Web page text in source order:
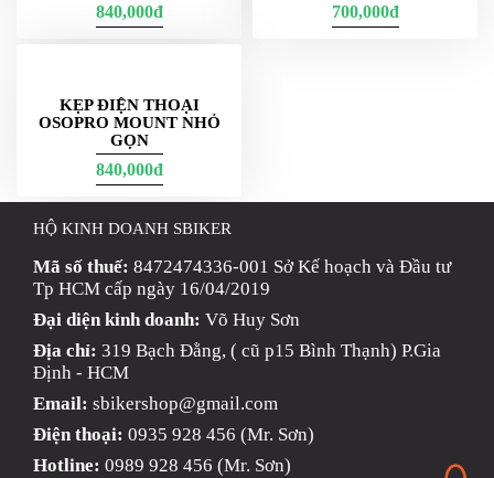
840,000đ 700,000đ
KẸP ĐIỆN THOẠI
OSOPRO MOUNT NHỎ
GỌN
840,000đ
HỘ KINH DOANH SBIKER
Mã số thuế: 8472474336-001 Sở Kế hoạch và Đầu tư
Tp HCM cấp ngày 16/04/2019
Đại diện kinh doanh: Võ Huy Sơn
Địa chỉ: 319 Bạch Đằng, ( cũ p15 Bình Thạnh) P.Gia
Định - HCM
Email: sbikershop@gmail.com
Điện thoại: 0935 928 456 (Mr. Sơn)
Hotline: 0989 928 456 (Mr. Sơn)